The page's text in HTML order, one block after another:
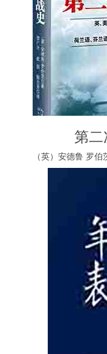
第
（英）安德鲁 罗